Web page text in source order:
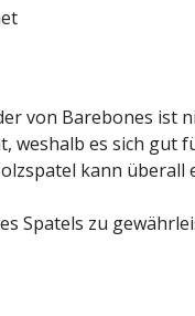
von Barebones ist
weshalb es sich gut
kann überall
Spatels zu